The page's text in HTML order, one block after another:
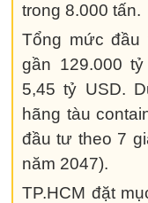
trong 8.000 tấn.
Tổng mức
gần 129.000
5,45 tỷ USD.
hãng tàu
đầu tư theo 7
năm 2047).
TP.HCM đặt